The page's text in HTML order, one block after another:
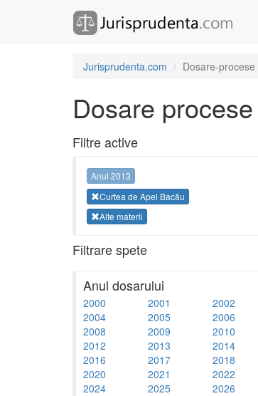
Jurisprudenta.com Dosare-
Dosare
Filtre active
Anul 2013
Curtea de Apel Bacău
Alte materii
Filtrare spete
Anul dosarului
2000 2001 2002
2004
2005 2006
2008
2009 2010
2012
2013 2014
2016
2017 2018
2020
2021 2022
2024
2025 2026